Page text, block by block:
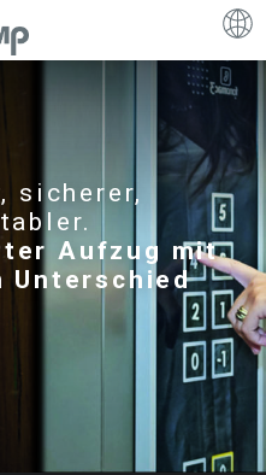
sicherer,
Aufzug mit
Unterschied